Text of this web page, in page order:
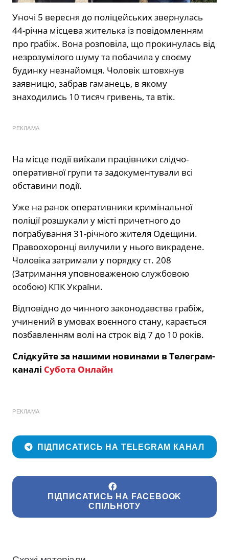
Уночі 5 вересня до поліцейських звернулась
44-річна місцева жителька із повідомленням
про грабіж. Вона розповіла, що прокинулась від
незрозумілого шуму та побачила у своєму
будинку незнайомця. Чоловік штовхнув
заявницю, забрав гаманець, в якому
знаходились 10 тисяч гривень, та втік.
РЕКЛАМА
На місце події виїхали працівники слідчо-
оперативної групи та задокументували всі
обставини події.
Уже на ранок оперативники кримінальної
поліції розшукали у місті причетного до
пограбування 31-річного жителя Одещини.
Правоохоронці вилучили у нього викрадене.
Чоловіка затримали у порядку ст. 208
(Затримання уповноваженою службовою
особою) КПК України.
Відповідно до чинного законодавства грабіж,
учинений в умовах воєнного стану, карається
позбавленням волі на строк від 7 до 10 років.
Слідкуйте за нашими новинами в Телеграм-
каналі Субота Онлайн
РЕКЛАМА
ПІДПИСАТИСЬ НА TELEGRAM КАНАЛ
ПІДПИСАТИСЬ НА FACEBOOK
СПІЛЬНОТУ